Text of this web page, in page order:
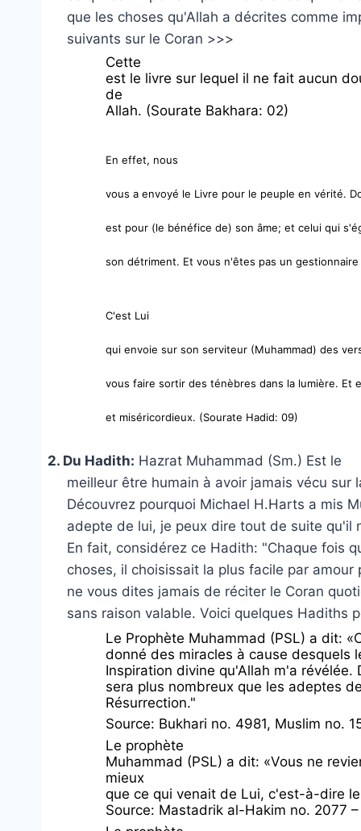
que les choses qu'Allah a décrites comme
suivants sur le Coran >>>
Cette
est le livre sur lequel il ne fait aucun
de
Allah. (Sourate Bakhara: 02)
En effet, nous
vous a envoyé le Livre pour le peuple en vérité.
est pour (le bénéfice de) son âme; et celui qui
son détriment. Et vous n'êtes pas un gestionnaire
C'est Lui
qui envoie sur son serviteur (Muhammad) des
vous faire sortir des ténèbres dans la lumière. Et
et miséricordieux. (Sourate Hadid: 09)
2. Du Hadith: Hazrat Muhammad (Sm.) Est le
meilleur être humain à avoir jamais vécu
Découvrez pourquoi Michael H.Harts a mis
adepte de lui, je peux dire tout de suite qu'il
En fait, considérez ce Hadith: "Chaque fois
choses, il choisissait la plus facile par
ne vous dites jamais de réciter le Coran
sans raison valable. Voici quelques Hadiths
Le Prophète Muhammad (PSL) a dit:
donné des miracles à cause desquels
Inspiration divine qu'Allah m'a révélée.
sera plus nombreux que les adeptes
Résurrection."
Source: Bukhari no. 4981, Muslim no.
Le prophète
Muhammad (PSL) a dit: «Vous ne
mieux
que ce qui venait de Lui, c'est-à-dire
Source: Mastadrik al-Hakim no. 2077 –